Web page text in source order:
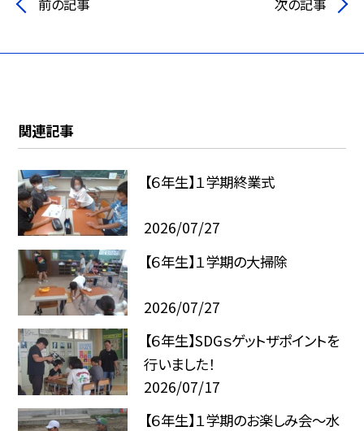
前の記事 次の記事
関連記事
【６年生】１学期終業式
2026/07/27
【６年生】１学期の大掃除
2026/07/27
【６年生】SDGｓゲットザポイントを
行いました！
2026/07/17
【６年生】１学期のお楽しみ会～水